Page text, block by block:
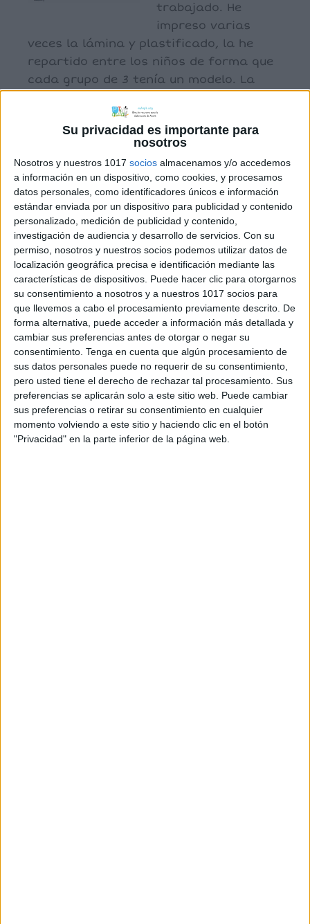
Su privacidad es importante para
nosotros
Nosotros y nuestros 1017 socios almacenamos y/o accedemos
a información en un dispositivo, como cookies, y procesamos
datos personales, como identificadores únicos e información
estándar enviada por un dispositivo para publicidad y contenido
personalizado, medición de publicidad y contenido,
investigación de audiencia y desarrollo de servicios. Con su
permiso, nosotros y nuestros socios podemos utilizar datos de
localización geográfica precisa e identificación mediante las
características de dispositivos. Puede hacer clic para otorgarnos
su consentimiento a nosotros y a nuestros 1017 socios para
que llevemos a cabo el procesamiento previamente descrito. De
forma alternativa, puede acceder a información más detallada y
cambiar sus preferencias antes de otorgar o negar su
consentimiento. Tenga en cuenta que algún procesamiento de
sus datos personales puede no requerir de su consentimiento,
pero usted tiene el derecho de rechazar tal procesamiento. Sus
preferencias se aplicarán solo a este sitio web. Puede cambiar
sus preferencias o retirar su consentimiento en cualquier
momento volviendo a este sitio y haciendo clic en el botón
"Privacidad" en la parte inferior de la página web.
trabajado. He
impreso varias
veces la lámina y plastificado, la he
repartido entre los niños de forma que
cada grupo de 3 tenía un modelo. La
Etiquetado con:
conciencia fonológica
cooperativo
lectoescritura
prerrequisitos
lectura
, vocabulario
CUADERNILLO LETRA
IMPRENTA D. LECTURA,
GRAFÍA Y CONCIENCIA
FONOLÓGICA
20 marzo, 2017byMª Carmen Pérez
7
comentarios